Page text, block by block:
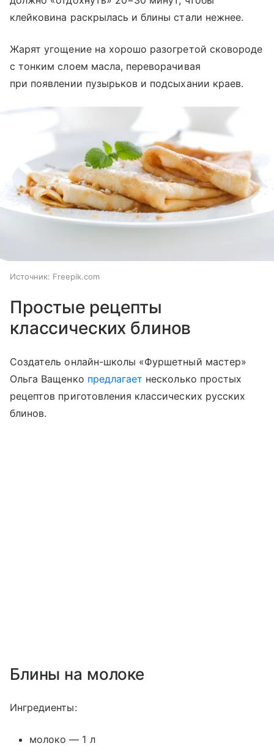
клейковина раскрылась и блины стали нежнее.
Жарят угощение на хорошо разогретой сковороде
с тонким слоем масла, переворачивая
при появлении пузырьков и подсыхании краев.
Источник: Freepik.com
Простые рецепты
классических блинов
Создатель онлайн-школы «Фуршетный мастер»
Ольга Ващенко предлагает несколько простых
рецептов приготовления классических русских
блинов.
Блины на молоке
Ингредиенты:
молоко — 1 л